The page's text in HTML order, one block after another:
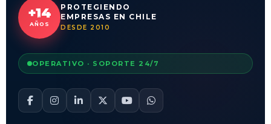
+14
AÑOS
PROTEGIENDO
EMPRESAS EN CHILE
DESDE 2010
OPERATIVO · SOPORTE 24/7